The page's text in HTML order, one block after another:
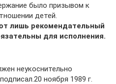
было призывом к
детей.
лишь рекомендательный
для исполнения.
неукоснительно
ноября 1989 г.